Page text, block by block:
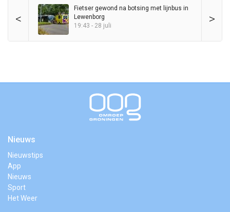
< >
Fietser gewond na botsing met lijnbus in
Lewenborg
19:43 - 28 juli
Nieuws
Nieuwstips
App
Nieuws
Sport
Het Weer